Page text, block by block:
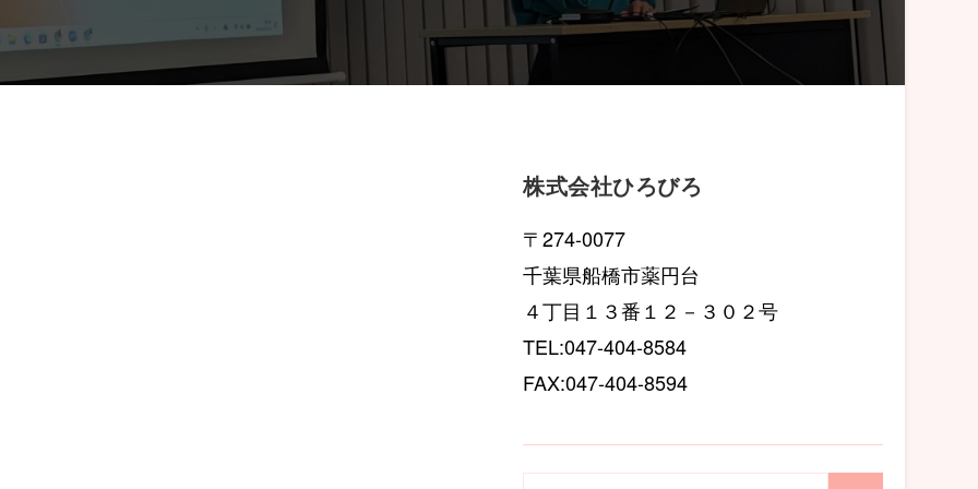
株式会社ひろびろ
〒274-0077
千葉県船橋市薬円台
４丁目１３番１２－３０２号
TEL:047-404-8584
FAX:047-404-8594